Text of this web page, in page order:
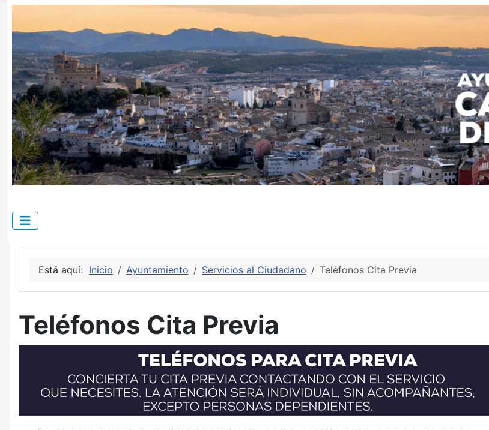
Está aquí: Inicio Ayuntamiento Servicios al Ciudadano Teléfonos Cita Previa
Teléfonos Cita Previa